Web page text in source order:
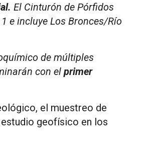
El Cinturón de Pórfidos
e incluye Los Bronces/Río
de múltiples
con el primer
el muestreo de
geofísico en los